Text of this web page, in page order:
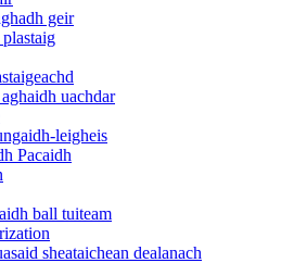
geir
uachdar
leigheis
Pacaidh
ball tuiteam
sheataichean dealanach